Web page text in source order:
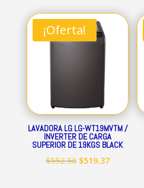
original
era:
$497.63.
actual
¡Oferta!
LAVADORA LG LG-WT19MVTM /
INVERTER DE CARGA
SUPERIOR DE 19KGS BLACK
$552.50 El
$519.37El